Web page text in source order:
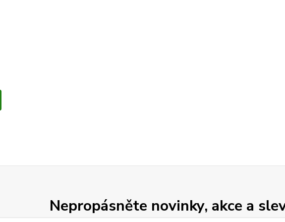
Nepropásněte novinky, akce a